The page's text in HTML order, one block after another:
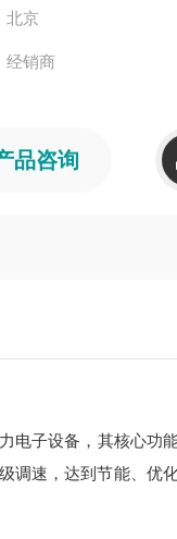
北京
经销商
品咨询
电子设备，其核心功
调速，达到节能、优